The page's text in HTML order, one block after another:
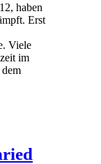
haben
Erst
Viele
im